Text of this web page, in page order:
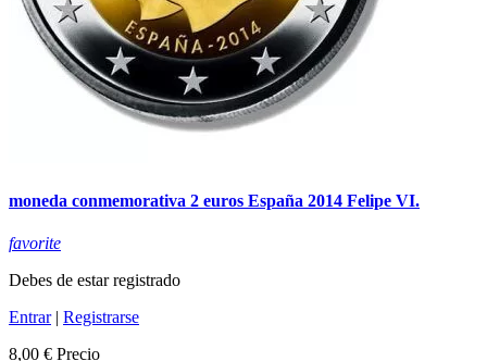
moneda conmemorativa 2 euros España 2014 Felipe VI.
favorite
Debes de estar registrado
Entrar| Registrarse
8,00 € Precio